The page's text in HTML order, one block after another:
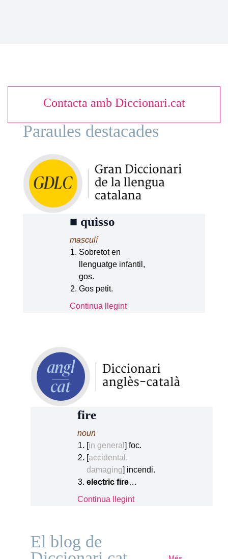
Contacta amb Diccionari.cat
Paraules destacades
■ quisso
masculí
Sobretot en
llenguatge infantil,
gos.
Gos petit.
Continua llegint
fire
noun
[in general ] foc.
[accidental,
damaging] incendi.
electric fire…
Continua llegint
El blog de